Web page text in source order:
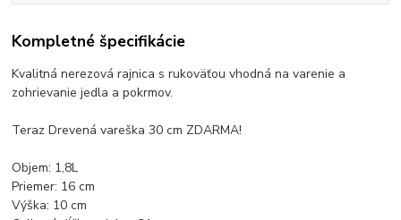
Kompletné špecifikácie
Kvalitná nerezová rajnica s rukoväťou vhodná na varenie a
zohrievanie jedla a pokrmov.
Teraz Drevená vareška 30 cm ZDARMA!
Objem: 1,8L
Priemer: 16 cm
Výška: 10 cm